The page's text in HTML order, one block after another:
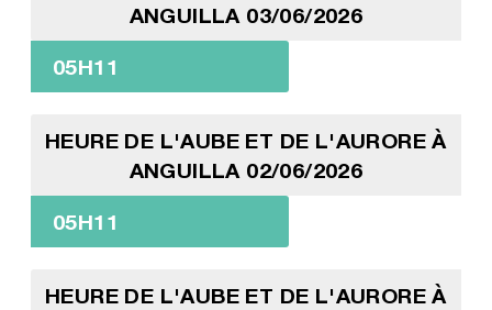
ANGUILLA 03/06/2026
05H11
HEURE DE L'AUBE ET DE L'AURORE À
ANGUILLA 02/06/2026
05H11
HEURE DE L'AUBE ET DE L'AURORE À